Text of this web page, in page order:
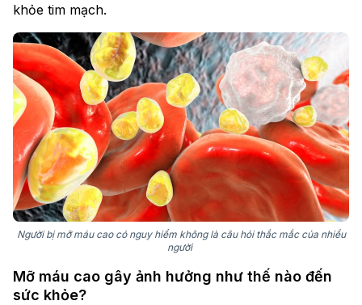
khỏe tim mạch.
Người bị mỡ máu cao có nguy hiểm không là câu hỏi thắc mắc của nhiều
người
Mỡ máu cao gây ảnh hưởng như thế nào đến
sức khỏe?